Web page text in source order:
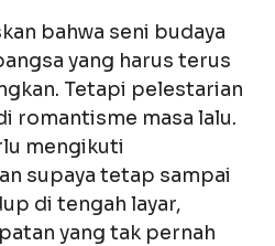
bahwa seni budaya
yang harus terus
Tetapi pelestarian
romantisme masa lalu.
mengikuti
supaya tetap sampai
di tengah layar,
yang tak pernah